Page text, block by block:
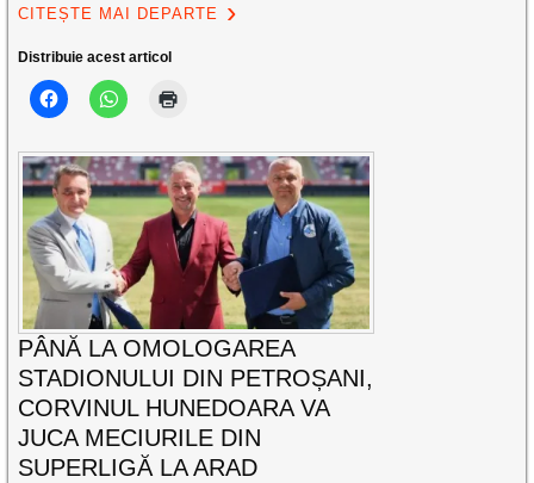
CITEȘTE MAI DEPARTE
Distribuie acest articol
PÂNĂ LA OMOLOGAREA
STADIONULUI DIN PETROȘANI,
CORVINUL HUNEDOARA VA
JUCA MECIURILE DIN
SUPERLIGĂ LA ARAD